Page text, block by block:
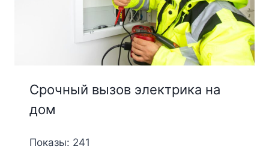
Срочный вызов электрика на
дом
Показы: 241